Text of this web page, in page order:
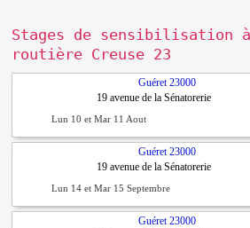
Stages de sensibilisation
routière Creuse 23
Guéret 23000
19 avenue de la Sénatorerie
Lun 10 et Mar 11 Aout
Guéret 23000
19 avenue de la Sénatorerie
Lun 14 et Mar 15 Septembre
Guéret 23000